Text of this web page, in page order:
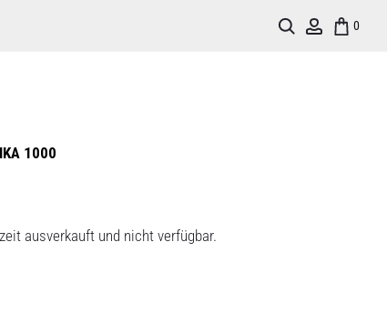
0
Account
Search
1000
ausverkauft und nicht verfügbar.